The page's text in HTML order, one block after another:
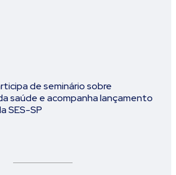
de seminário sobre
saúde e acompanha lançamento
SES-SP